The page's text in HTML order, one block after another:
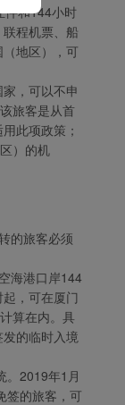
和144小时
程机票、船
地区），可
，可以不申
旅客是从首
此项政策；
）的机
的旅客必须
海港口岸144
，可在厦门
算在内。具
的临时入境
。2019年1月
签的旅客，可